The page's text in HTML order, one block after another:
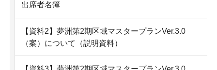
出席者名簿
【資料2】夢洲第2期区域マスタープランVer.3.0
（案）について（説明資料）